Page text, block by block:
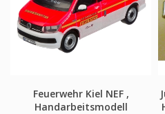
Feuerwehr Kiel NEF ,
Handarbeitsmodell